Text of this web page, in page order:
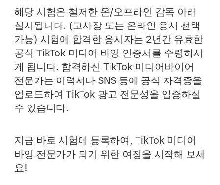
해당 시험은 철저한 온/오프라인 감독 아래
실시됩니다. (고사장 또는 온라인 응시 선택
가능) 시험에 합격한 응시자는 2년간 유효한
공식 TikTok 미디어 바잉 인증서를 수령하시
게 됩니다. 합격하신 TikTok 미디어바이어
전문가는 이력서나 SNS 등에 공식 자격증을
업로드하여 TikTok 광고 전문성을 입증하실
수 있습니다.
지금 바로 시험에 등록하여, TikTok 미디어
바잉 전문가가 되기 위한 여정을 시작해 보세
요!